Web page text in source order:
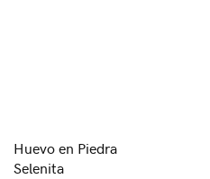
Huevo en Piedra
Selenita